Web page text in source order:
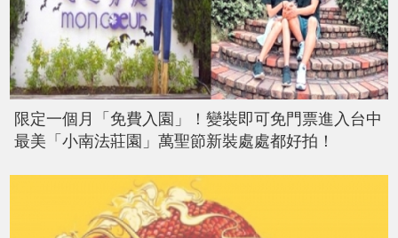
限定一個月「免費入園」！變裝即可免門票進入台中
最美「小南法莊園」萬聖節新裝處處都好拍！